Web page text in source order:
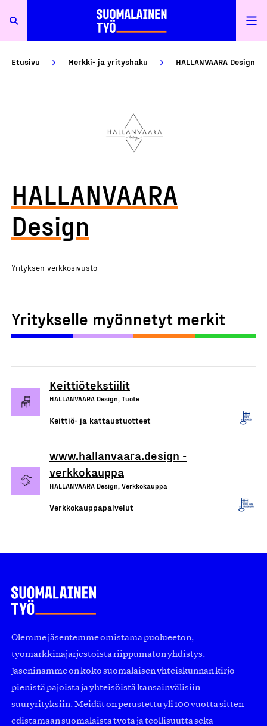
Etusivu Merkki- ja yrityshaku HALLANVAARA Design
HALLANVAARA
Design
Yrityksen verkkosivusto
Yritykselle myönnetyt merkit
Keittiötekstiilit
HALLANVAARA Design, Tuote
Keittiö- ja kattaustuotteet
www.hallanvaara.design -
verkkokauppa
HALLANVAARA Design, Verkkokauppa
Verkkokauppapalvelut
Olemme jäsentemme omistama puolueeton,
työmarkkinajärjestöistä riippumaton yhdistys.
Jäseninämme on koko suomalaisen yhteiskunnan kirjo
pienistä pajoista ja yhteisöistä kansainvälisiin
suuryrityksiin. Meidät on perustettu yli 100 vuotta sitten
edistämään suomalaista työtä ja teollisuutta sekä